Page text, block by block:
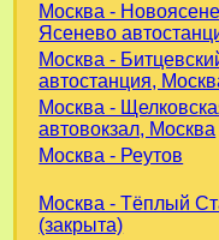
Москва -
Ясенево
Москва -
автостанция,
Москва -
автовокзал, Москва
Москва - Реутов
Москва - Тёплый
(закрыта)